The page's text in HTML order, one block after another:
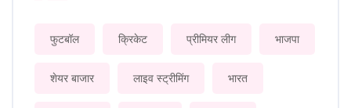
फुटबॉल क्रिकेट प्रीमियर लीग भाजपा
शेयर बाजार लाइव स्ट्रीमिंग भारत